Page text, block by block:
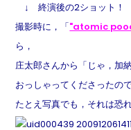
↓ 終演後の2ショット！
撮影時に，「"atomic
ら，
庄太郎さんから「じゃ，加
おっしゃってくださったの
たとえ写真でも， それは恐